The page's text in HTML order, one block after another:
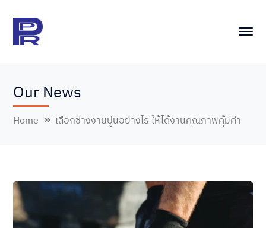
Our News
Home เลือกช่างงานปูนอย่างไร ให้ได้งานคุณภาพคุ้มค่า